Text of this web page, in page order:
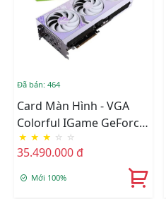
Đã bán: 464
Card Màn Hình - VGA
Colorful IGame GeForce
RTX 4080 16GB Ultra W
OC-V
★ ★ ★ ☆ ☆
35.490.000 đ
Mới 100%